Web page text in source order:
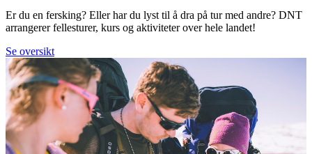
Er du en fersking? Eller har du lyst til å dra på tur med andre? DNT
arrangerer fellesturer, kurs og aktiviteter over hele landet!
Se oversikt